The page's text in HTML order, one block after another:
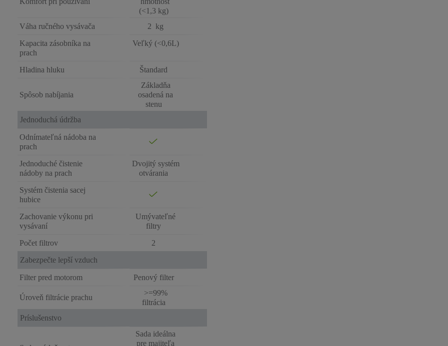
(<1,3 kg)
Váha ručného vysávača
2 kg
Kapacita zásobníka na
prach
Veľký (<0,6L)
Hladina hluku Štandard
Spôsob nabíjania
Základňa
osadená na
stenu
Jednoduchá údržba
Odnímateľná nádoba na
prach
Jednoduché čistenie
nádoby na prach
Dvojitý systém
otvárania
Systém čistenia sacej
hubice
Zachovanie výkonu pri
vysávaní
Umývateľné
filtry
Počet filtrov
2
Zabezpečte lepší vzduch
Filter pred motorom Penový filter
Úroveň filtrácie prachu
>=99%
filtrácia
Príslušenstvo
Sada ideálna
pre majiteľa